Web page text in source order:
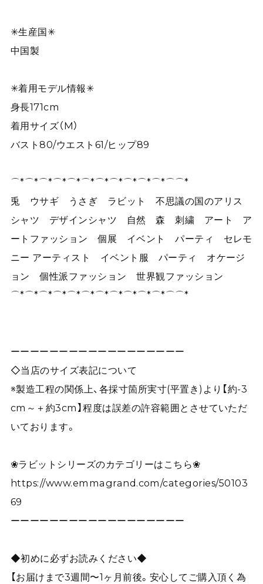
✳︎生産国✳︎
中国製
✳︎着用モデル情報✳︎
身長171cm
着用サイズ（M）
バスト80/ウエスト61/ヒップ89
⌒*⌒*⌒*⌒*⌒*⌒*⌒*⌒*⌒*⌒*⌒*⌒⌒*
兎 ウサギ うさぎ ラビット 不思議の国のアリス
シャツ デザインシャツ 自然 森 刺繍 アート ア
ートファッション 個展 イベント パーティ セレモ
ニー アーティスト イベント服 パーティ オケージ
ョン 個性派ファッション 世界観ファッション
⌒*⌒*⌒*⌒*⌒*⌒*⌒*⌒*⌒*⌒*⌒*⌒⌒*
ーーーーーーーーーーーーーーーーーー
◇当店のサイズ表記について
※製造工程の関係上、各採寸箇所実寸(平置き)より【約-3
cm～＋約3cm】程度は誤差の許容範囲とさせていただ
いております。
❀ラビットシリーズのカテゴリーはこちら❀
https://www.emmagrand.com/categories/50103
69
ーーーーーーーーーーーーーーーーーー
◆初めに必ずお読みください◆
【お届けまで3週間〜1ヶ月前後。安心してご購入頂く為